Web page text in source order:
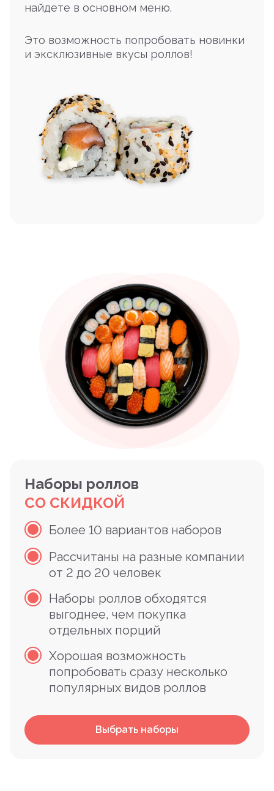
найдете в основном меню.
Это возможность попробовать новинки
и эксклюзивные вкусы роллов!
Наборы роллов
СО СКИДКОЙ
Более 10 вариантов наборов
Рассчитаны на разные компании
от 2 до 20 человек
Наборы роллов обходятся
выгоднее, чем покупка
отдельных порций
Хорошая возможность
попробовать сразу несколько
популярных видов роллов
Выбрать наборы